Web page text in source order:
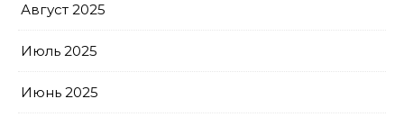
Август 2025
Июль 2025
Июнь 2025